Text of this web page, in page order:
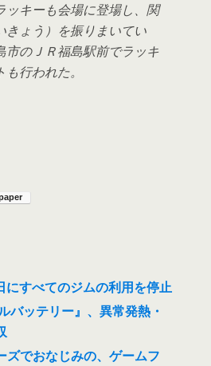
ッキーも会場に登場し、関
きょう）を振りまいてい
市のＪＲ福島駅前でラッキ
行われた。
にすべてのジムの利用を停止
バッテリー』、異常発熱・
ズでおなじみの、ゲームフ